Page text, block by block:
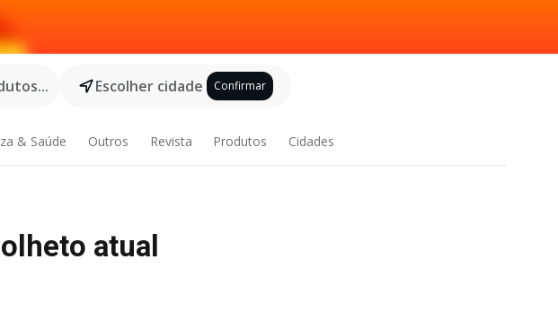
Escolher cidade Confirmar
& Saúde Outros Revista Produtos Cidades
atual